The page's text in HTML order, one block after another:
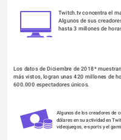
Twitch.tv concentra el
Algunos de sus
hasta 3 millones de
Los datos de Diciembre de 2018*
más vistos, logran unas 420 millones de
600.000 espectadores únicos.
Algunos de los creadores de
dólares en su actividad en
videojuegos, e-sports y el